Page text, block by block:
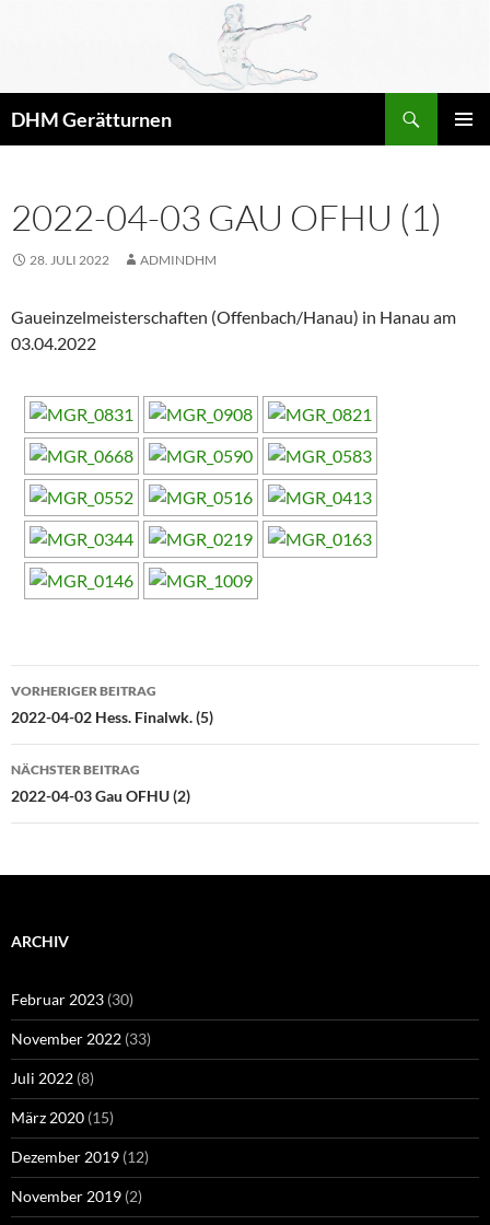
DHM Gerätturnen
2022-04-03 GAU OFHU (1)
28. JULI 2022 ADMINDHM
Gaueinzelmeisterschaften (Offenbach/Hanau) in Hanau am
03.04.2022
Beitragsnavigation
VORHERIGER BEITRAG
2022-04-02 Hess. Finalwk. (5)
NÄCHSTER BEITRAG
2022-04-03 Gau OFHU (2)
ARCHIV
Februar 2023 (30)
November 2022 (33)
Juli 2022 (8)
März 2020 (15)
Dezember 2019 (12)
November 2019 (2)